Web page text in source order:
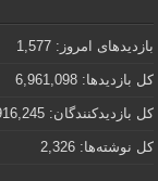
که
دنبالش
هستید
بازدیدهای امروز:1,577
کل بازدیدها:6,961,098
کل بازدیدکنند‌گان:
کل نوشته‌ها:2,326